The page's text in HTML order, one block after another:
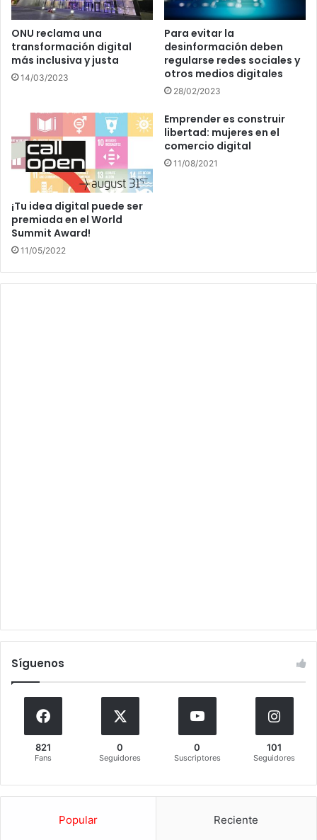
ONU reclama una
transformación digital
más inclusiva y justa
14/03/2023
Para evitar la
desinformación deben
regularse redes sociales y
otros medios digitales
28/02/2023
¡Tu idea digital puede ser
premiada en el World
Summit Award!
11/05/2022
Emprender es construir
libertad: mujeres en el
comercio digital
11/08/2021
Síguenos
821
Fans
0
Seguidores
0
Suscriptores
101
Seguidores
Popular Reciente